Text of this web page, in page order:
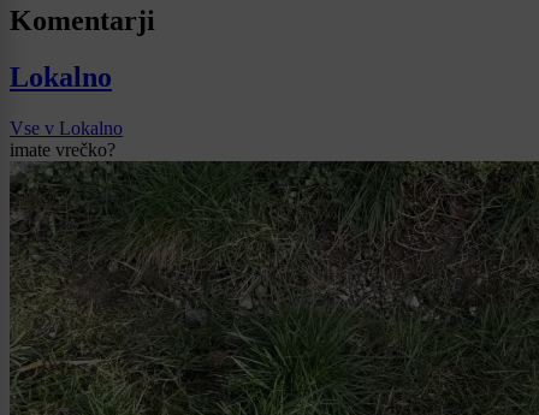
Komentarji
Lokalno
Vse v Lokalno
imate vrečko?